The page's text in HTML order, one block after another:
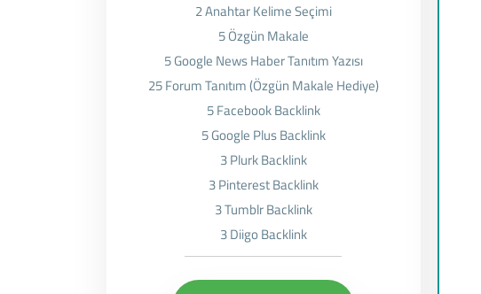
2 Anahtar Kelime Seçimi
5 Özgün Makale
5 Google News Haber Tanıtım Yazısı
25 Forum Tanıtım (Özgün Makale Hediye)
5 Facebook Backlink
5 Google Plus Backlink
3 Plurk Backlink
3 Pinterest Backlink
3 Tumblr Backlink
3 Diigo Backlink